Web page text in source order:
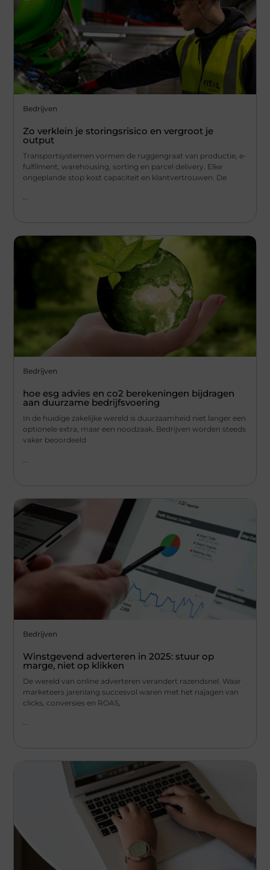
Bedrijven
Zo verklein je storingsrisico en vergroot je
output
Transportsystemen vormen de ruggengraat van productie, e-
fulfilment, warehousing, sorting en parcel delivery. Elke
ongeplande stop kost capaciteit en klantvertrouwen. De
...
Bedrijven
hoe esg advies en co2 berekeningen bijdragen
aan duurzame bedrijfsvoering
In de huidige zakelijke wereld is duurzaamheid niet langer een
optionele extra, maar een noodzaak. Bedrijven worden steeds
vaker beoordeeld
Bedrijven
Winstgevend adverteren in 2025: stuur op
marge, niet op klikken
De wereld van online adverteren verandert razendsnel. Waar
marketeers jarenlang succesvol waren met het najagen van
clicks, conversies en ROAS,
...